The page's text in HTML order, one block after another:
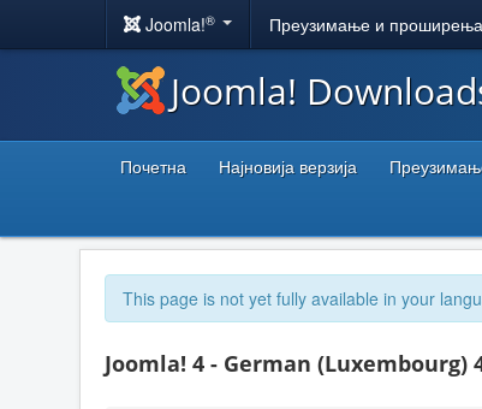
Joomla!® Преузимање и проширења
Joomla!
Почетна Најновија верзија
This page is not yet fully available in your
Joomla! 4 - German (Luxembourg)